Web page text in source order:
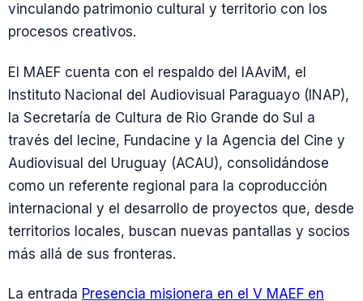
vinculando patrimonio cultural y territorio con los
procesos creativos.
El MAEF cuenta con el respaldo del IAAviM, el
Instituto Nacional del Audiovisual Paraguayo (INAP),
la Secretaría de Cultura de Rio Grande do Sul a
través del Iecine, Fundacine y la Agencia del Cine y
Audiovisual del Uruguay (ACAU), consolidándose
como un referente regional para la coproducción
internacional y el desarrollo de proyectos que, desde
territorios locales, buscan nuevas pantallas y socios
más allá de sus fronteras.
La entrada Presencia misionera en el V MAEF en